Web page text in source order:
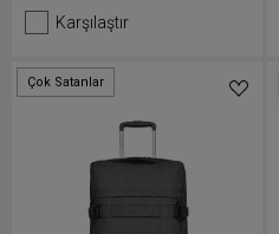
olarak kullanılabilir. Elektronik
dizüstü bilgisayar bölmesini
kullanın.
Karşılaştır
Düşük Stok
Çok Satanlar